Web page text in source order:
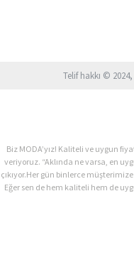
Telif hakkı ©
Biz MODA’yız! Kaliteli ve uygun
veriyoruz. “Aklında ne varsa, en
çıkıyor.Her gün binlerce
Eğer sen de hem kaliteli hem de